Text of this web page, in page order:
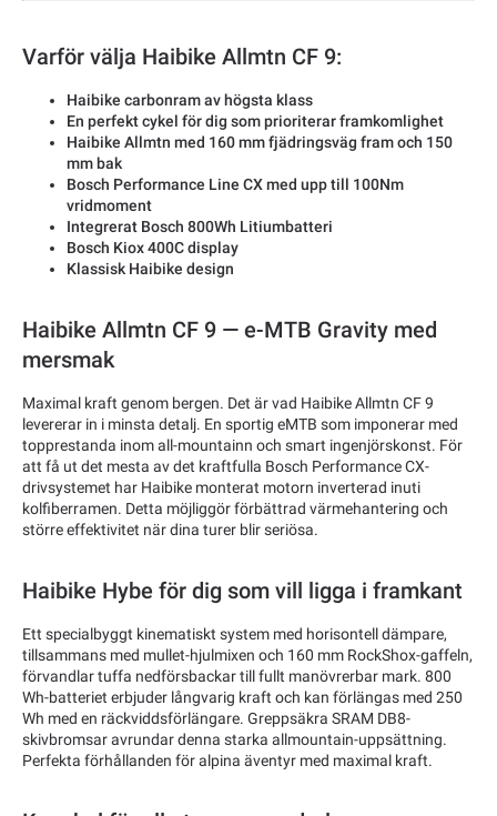
Varför välja Haibike Allmtn CF 9:
Haibike carbonram av högsta klass
En perfekt cykel för dig som prioriterar framkomlighet
Haibike Allmtn med 160 mm fjädringsväg fram och 150
mm bak
Bosch Performance Line CX med upp till 100Nm
vridmoment
Integrerat Bosch 800Wh Litiumbatteri
Bosch Kiox 400C display
Klassisk Haibike design
Haibike Allmtn CF 9 — e-MTB Gravity med
mersmak
Maximal kraft genom bergen. Det är vad Haibike Allmtn CF 9
levererar in i minsta detalj. En sportig eMTB som imponerar med
topprestanda inom all-mountainn och smart ingenjörskonst. För
att få ut det mesta av det kraftfulla Bosch Performance CX-
drivsystemet har Haibike monterat motorn inverterad inuti
kolfiberramen. Detta möjliggör förbättrad värmehantering och
större effektivitet när dina turer blir seriösa.
Haibike Hybe för dig som vill ligga i framkant
Ett specialbyggt kinematiskt system med horisontell dämpare,
tillsammans med mullet-hjulmixen och 160 mm RockShox-gaffeln,
förvandlar tuffa nedförsbackar till fullt manövrerbar mark. 800
Wh-batteriet erbjuder långvarig kraft och kan förlängas med 250
Wh med en räckviddsförlängare. Greppsäkra SRAM DB8-
skivbromsar avrundar denna starka allmountain-uppsättning.
Perfekta förhållanden för alpina äventyr med maximal kraft.